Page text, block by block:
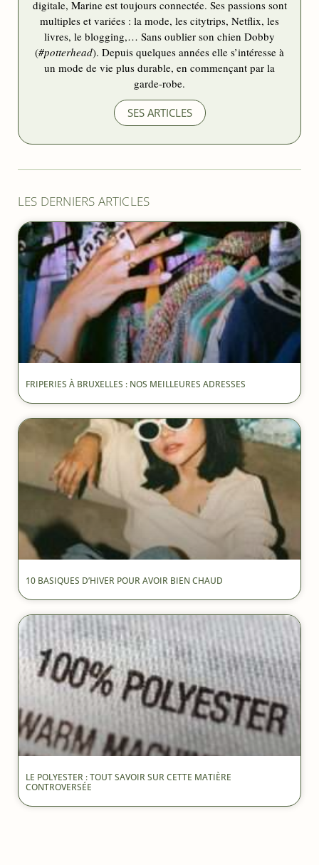
digitale, Marine est toujours connectée. Ses passions sont
multiples et variées : la mode, les citytrips, Netflix, les
livres, le blogging,… Sans oublier son chien Dobby
(#potterhead). Depuis quelques années elle s’intéresse à
un mode de vie plus durable, en commençant par la
garde-robe.
SES ARTICLES
LES DERNIERS ARTICLES
FRIPERIES À BRUXELLES : NOS MEILLEURES ADRESSES
10 BASIQUES D’HIVER POUR AVOIR BIEN CHAUD
LE POLYESTER : TOUT SAVOIR SUR CETTE MATIÈRE
CONTROVERSÉE